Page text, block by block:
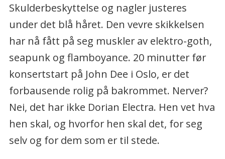
AKTUELL: ga ut debutalbumet
«Flamboyant» i juli, og er nå på
europaturné som support for Charlie
XCX
SOME: Instagram og Twitter
@dorianelectra ,dorianelectra.com
Skulderbeskyttelse og nagler justeres
under det blå håret. Den vevre skikkelsen
har nå fått på seg muskler av elektro-goth,
seapunk og flamboyance. 20 minutter før
konsertstart på John Dee i Oslo, er det
forbausende rolig på bakrommet. Nerver?
Nei, det har ikke Dorian Electra. Hen vet hva
hen skal, og hvorfor hen skal det, for seg
selv og for dem som er til stede.